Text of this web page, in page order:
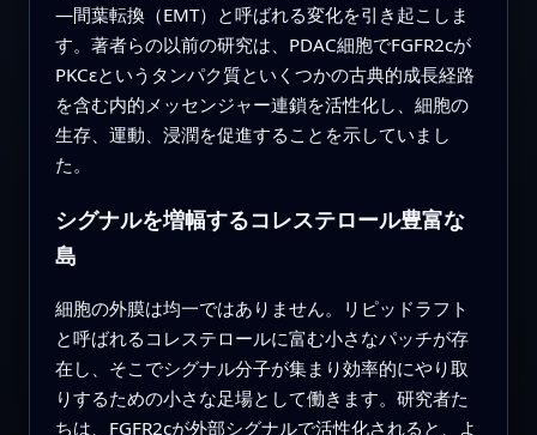
—間葉転換（EMT）と呼ばれる変化を引き起こしま
す。著者らの以前の研究は、PDAC細胞でFGFR2cが
PKCεというタンパク質といくつかの古典的成長経路
を含む内的メッセンジャー連鎖を活性化し、細胞の
生存、運動、浸潤を促進することを示していまし
た。
シグナルを増幅するコレステロール豊富な
島
細胞の外膜は均一ではありません。リピッドラフト
と呼ばれるコレステロールに富む小さなパッチが存
在し、そこでシグナル分子が集まり効率的にやり取
りするための小さな足場として働きます。研究者た
ちは、FGFR2cが外部シグナルで活性化されると、よ